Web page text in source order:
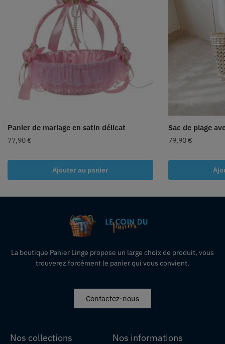
Panier de mariage en satin délicat
77,90 €
Ajouter au panier
Sac de plage
79,90 €
La boutique Panier Linge propose un large choix de produit, vous
trouverez forcément le panier qui vous convient.
Contactez-nous
Nos collections Nos informations